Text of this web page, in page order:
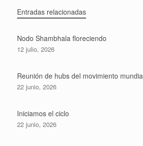
Entradas relacionadas
Nodo Shambhala floreciendo
12 julio, 2026
Reunión de hubs del movimiento
22 junio, 2026
Iniciamos el ciclo
22 junio, 2026